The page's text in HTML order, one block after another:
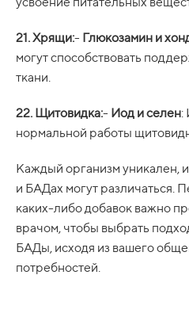
21. Хрящи:- Глюкозамин и
могут способствовать
ткани.
22. Щитовидка:- Иод и селен:
нормальной работы
Каждый организм уникален,
и БАДах могут различаться.
каких-либо добавок важно
врачом, чтобы выбрать
БАДы, исходя из вашего
потребностей.